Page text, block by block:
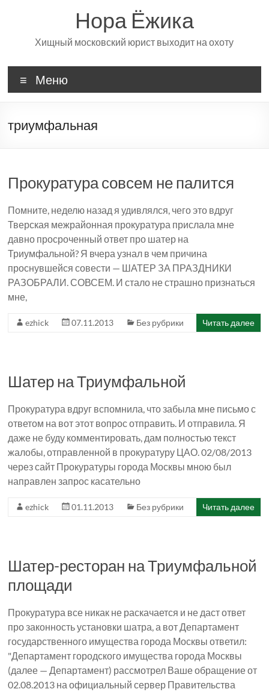
Нора Ёжика
Хищный московский юрист выходит на охоту
Меню
триумфальная
Прокуратура совсем не палится
Помните, неделю назад я удивлялся, чего это вдруг
Тверская межрайонная прокуратура прислала мне
давно просроченный ответ про шатер на
Триумфальной? Я вчера узнал в чем причина
проснувшейся совести — ШАТЕР ЗА ПРАЗДНИКИ
РАЗОБРАЛИ. СОВСЕМ. И стало не страшно признаться
мне,
ezhick 07.11.2013 Без рубрики Читать далее
Шатер на Триумфальной
Прокуратура вдруг вспомнила, что забыла мне письмо с
ответом на вот этот вопрос отправить. И отправила. Я
даже не буду комментировать, дам полностью текст
жалобы, отправленной в прокуратуру ЦАО. 02/08/2013
через сайт Прокуратуры города Москвы мною был
направлен запрос касательно
ezhick 01.11.2013 Без рубрики Читать далее
Шатер-ресторан на Триумфальной
площади
Прокуратура все никак не раскачается и не даст ответ
про законность установки шатра, а вот Департамент
государственного имущества города Москвы ответил:
"Департамент городского имущества города Москвы
(далее — Департамент) рассмотрел Ваше обращение от
02.08.2013 на официальный сервер Правительства